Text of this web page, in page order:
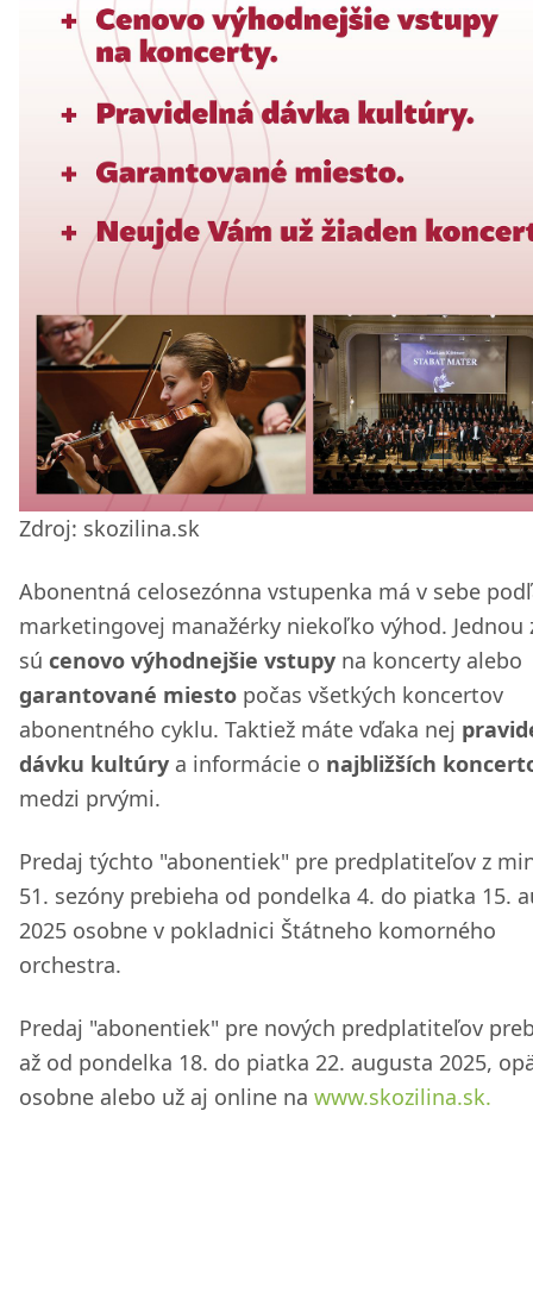
Zdroj: skozilina.sk
Abonentná celosezónna vstupenka má v sebe
marketingovej manažérky niekoľko výhod. Jednou
sú cenovo výhodnejšie vstupy na koncerty alebo
garantované miesto počas všetkých koncertov
abonentného cyklu. Taktiež máte vďaka nej
dávku kultúry a informácie o najbližších
medzi prvými.
Predaj týchto "abonentiek" pre predplatiteľov z
51. sezóny prebieha od pondelka 4. do piatka 15.
2025 osobne v pokladnici Štátneho komorného
orchestra.
Predaj "abonentiek" pre nových predplatiteľov
až od pondelka 18. do piatka 22. augusta 2025,
osobne alebo už aj online na www.skozilina.sk.